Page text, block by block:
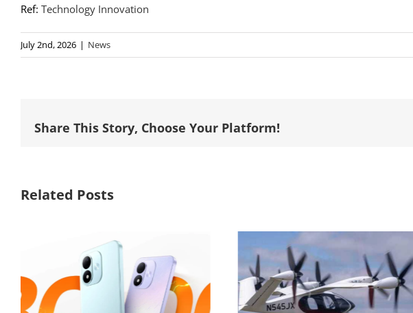
Ref: Technology Innovation
July 2nd, 2026 | News
Share This Story, Choose Your Platform!
Related Posts